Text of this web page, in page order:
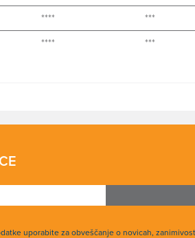
**** ***
**** ***
uporabite za obveščanje o novicah,